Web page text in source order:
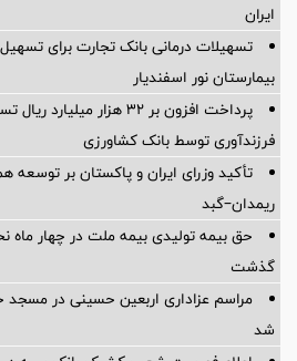
ایران
تسهیلات درمانی بانک تجارت برای
بیمارستان نور اسفندیار
پرداخت افزون بر 32 هزار
فرزندآوری توسط بانک کشاورزی
تأکید وزرای ایران و پاکستان بر
ریمدان–گبد
گذشت
مراسم عزاداری اربعین حسینی در مسجد
شد